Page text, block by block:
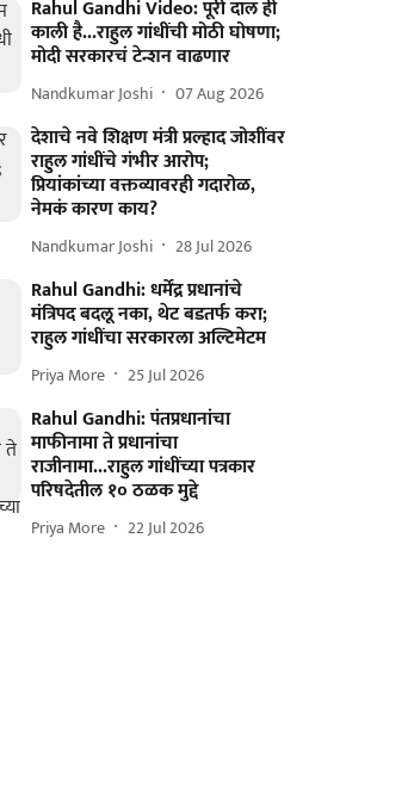
Rahul Gandhi Video: पूरी दाल ही
काली है...राहुल गांधींची मोठी घोषणा;
मोदी सरकारचं टेन्शन वाढणार
Nandkumar Joshi 07 Aug 2026
देशाचे नवे शिक्षण मंत्री प्रल्हाद जोशींवर
राहुल गांधींचे गंभीर आरोप;
प्रियांकांच्या वक्तव्यावरही गदारोळ,
नेमकं कारण काय?
Nandkumar Joshi 28 Jul 2026
Rahul Gandhi: धर्मेंद्र प्रधानांचे
मंत्रिपद बदलू नका, थेट बडतर्फ करा;
राहुल गांधींचा सरकारला अल्टिमेटम
Priya More 25 Jul 2026
Rahul Gandhi: पंतप्रधानांचा
माफीनामा ते प्रधानांचा
राजीनामा...राहुल गांधींच्या पत्रकार
परिषदेतील १० ठळक मुद्दे
Priya More 22 Jul 2026